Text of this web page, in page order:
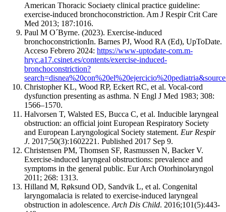
American Thoracic Sociaety clinical practice guideline:
exercise-induced bronchoconstriction. Am J Respir Crit Care
Med 2013; 187:1016.
Paul M O´Byrne. (2023). Exercise-induced
bronchoconstrictionIn. Barnes PJ, Wood RA (Ed), UpToDate.
Acceso Febrero 2024: https://www-uptodate-com.m-
hryc.a17.csinet.es/contents/exercise-induced-
bronchoconstriction?
Christopher KL, Wood RP, Eckert RC, et al. Vocal-cord
dysfunction presenting as asthma. N Engl J Med 1983; 308:
1566–1570.
Halvorsen T, Walsted ES, Bucca C, et al. Inducible laryngeal
obstruction: an official joint European Respiratory Society
and European Laryngological Society statement. Eur Respir
J. 2017;50(3):1602221. Published 2017 Sep 9.
Christensen PM, Thomsen SF, Rasmussen N, Backer V.
Exercise-induced laryngeal obstructions: prevalence and
symptoms in the general public. Eur Arch Otorhinolaryngol
2011; 268: 1313.
Hilland M, Røksund OD, Sandvik L, et al. Congenital
laryngomalacia is related to exercise-induced laryngeal
obstruction in adolescence. Arch Dis Child. 2016;101(5):443-